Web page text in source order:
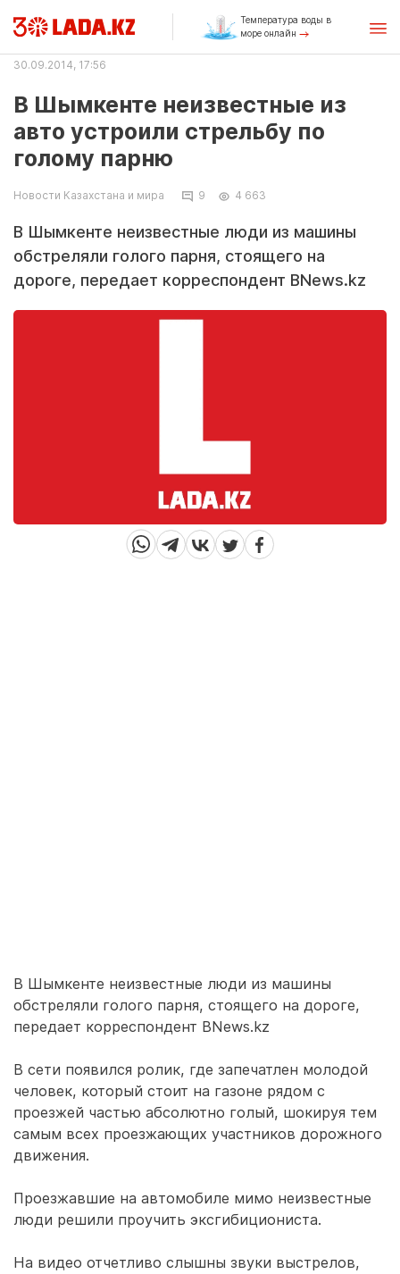
Температура воды в
море онлайн
30.09.2014, 17:56
В Шымкенте неизвестные из
авто устроили стрельбу по
голому парню
Новости Казахстана и мира 9 4 663
В Шымкенте неизвестные люди из машины
обстреляли голого парня, стоящего на
дороге, передает корреспондент BNews.kz
В Шымкенте неизвестные люди из машины
обстреляли голого парня, стоящего на дороге,
передает корреспондент BNews.kz
В сети появился ролик, где запечатлен молодой
человек, который стоит на газоне рядом с
проезжей частью абсолютно голый, шокируя тем
самым всех проезжающих участников дорожного
движения.
Проезжавшие на автомобиле мимо неизвестные
люди решили проучить эксгибициониста.
На видео отчетливо слышны звуки выстрелов,